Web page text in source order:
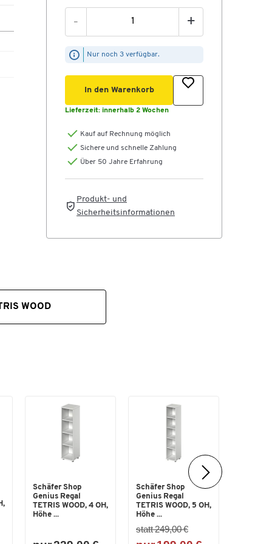
- +
Nur noch 3 verfügbar.
In den Warenkorb
Lieferzeit: innerhalb 2 Wochen
Kauf auf Rechnung möglich
Sichere und schnelle Zahlung
Über 50 Jahre Erfahrung
Produkt- und
Sicherheitsinformationen
WOOD
Schäfer Shop
Genius Regal
TETRIS WOOD, 4 OH,
Höhe ...
Schäfer Shop
Genius Regal
TETRIS WOOD, 5 OH,
Höhe ...
statt 249,00 €